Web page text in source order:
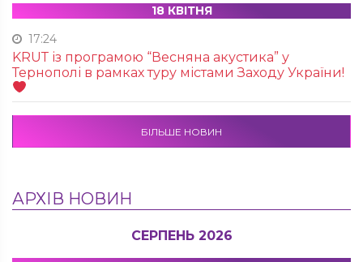
18 КВІТНЯ
17:24
KRUТ із програмою “Весняна акустика” у
Тернополі в рамках туру містами Заходу України!
БІЛЬШЕ НОВИН
АРХІВ НОВИН
СЕРПЕНЬ 2026